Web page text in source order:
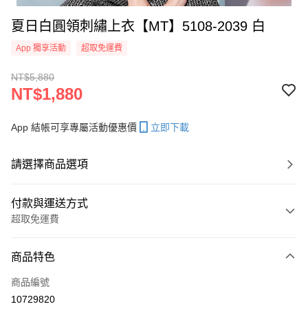
夏日白圓領刺繡上衣【MT】5108-2039 白
App 獨享活動 超取免運費
NT$5,880
NT$1,880
App 結帳可享專屬活動優惠價 立即下載
請選擇商品選項
付款與運送方式
超取免運費
信用卡一次付款
超商取貨付款
商品特色
商品編號
10729820